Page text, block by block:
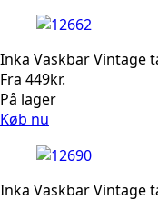
Inka Vaskbar Vintage
Fra 449kr.
På lager
Køb nu
Inka Vaskbar Vintage